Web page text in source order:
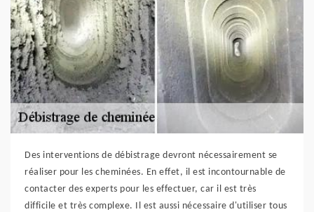
Des interventions de débistrage devront nécessairement se
réaliser pour les cheminées. En effet, il est incontournable de
contacter des experts pour les effectuer, car il est très
difficile et très complexe. Il est aussi nécessaire d'utiliser tous